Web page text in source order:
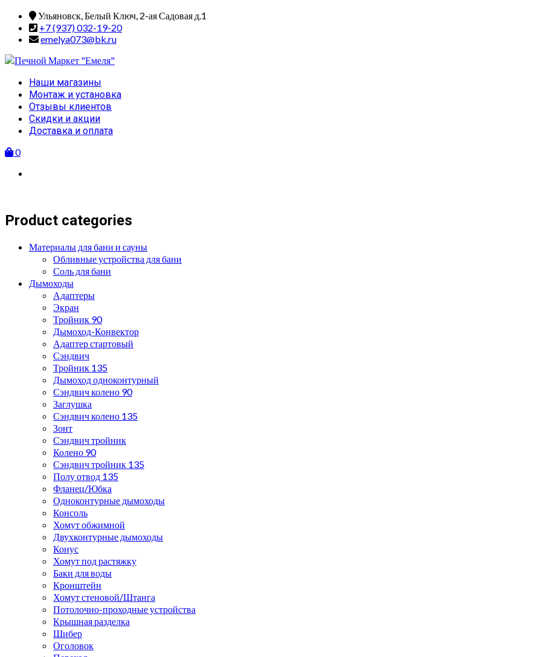
Skip
content
Ульяновск, Белый Ключ, 2-ая Садовая д.1
+7 (937) 032-19-20
emelya073@bk.ru
Primary
Menu
Наши магазины
Монтаж и установка
Отзывы клиентов
Скидки и акции
Доставка и оплата
0
Product categories
Материалы для бани и сауны
Обливные устройства для бани
Соль для бани
Дымоходы
Адаптеры
Экран
Тройник 90
Дымоход-Конвектор
Адаптер стартовый
Сэндвич
Тройник 135
Дымоход одноконтурный
Сэндвич колено 90
Заглушка
Сэндвич колено 135
Зонт
Сэндвич тройник
Колено 90
Сэндвич тройник 135
Полу отвод 135
Фланец/Юбка
Одноконтурные дымоходы
Консоль
Хомут обжимной
Двухконтурные дымоходы
Конус
Хомут под растяжку
Баки для воды
Кронштейн
Хомут стеновой/Штанга
Потолочно-проходные устройства
Крышная разделка
Шибер
Оголовок